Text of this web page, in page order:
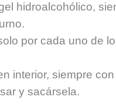
hidroalcohólico,
por cada uno de
interior, siempre
y sacársela.